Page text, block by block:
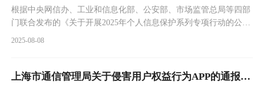
根据中央网信办、工业和信息化部、公安部、市场监管总局等四部
门联合发布的《关于开展2025年个人信息保护系列专项行动的公
告...
2025-08-08
上海市通信管理局关于侵害用户权益行为APP的通报（2025年...